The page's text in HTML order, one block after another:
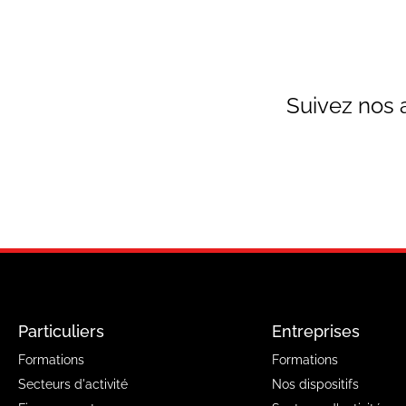
Suivez nos
Particuliers
Formations
Secteurs d'activité
Entreprises
Formations
Nos dispositifs